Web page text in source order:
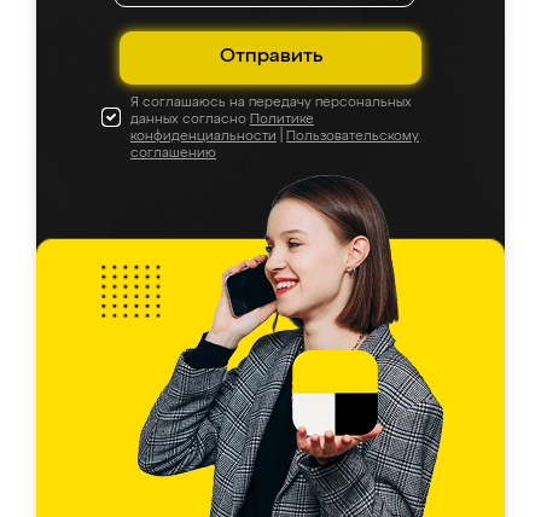
Отправить
Я соглашаюсь на передачу персональных
данных согласно Политике
конфиденциальности
Пользовательскому
соглашению